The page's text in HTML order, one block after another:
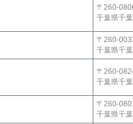
〒260-
千葉県千
〒260-
千葉県千
〒260-
千葉県千
〒260-
千葉県千